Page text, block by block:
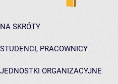
NA SKRÓTY
STUDENCI, PRACOWNICY
JEDNOSTKI ORGANIZACYJNE